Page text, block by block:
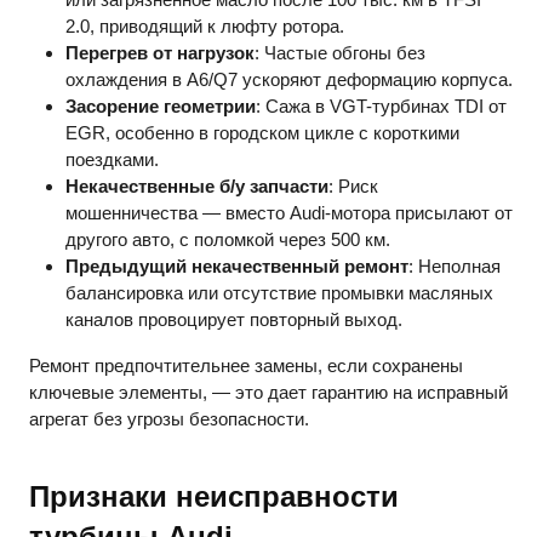
2.0, приводящий к люфту ротора.
Перегрев от нагрузок: Частые обгоны без
охлаждения в A6/Q7 ускоряют деформацию корпуса.
Засорение геометрии: Сажа в VGT-турбинах TDI от
EGR, особенно в городском цикле с короткими
поездками.
Некачественные б/у запчасти: Риск
мошенничества — вместо Audi-мотора присылают от
другого авто, с поломкой через 500 км.
Предыдущий некачественный ремонт: Неполная
балансировка или отсутствие промывки масляных
каналов провоцирует повторный выход.
Ремонт предпочтительнее замены, если сохранены
ключевые элементы, — это дает гарантию на исправный
агрегат без угрозы безопасности.
Признаки неисправности